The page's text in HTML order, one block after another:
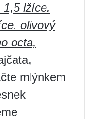
1,5 lžíce.
olivový
octa,
mlýnkem